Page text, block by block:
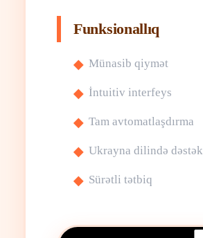
Funksionallıq
Münasib qiymət
İntuitiv interfeys
Tam avtomatlaşdırma
Ukrayna dilində dəstək
Sürətli tətbiq